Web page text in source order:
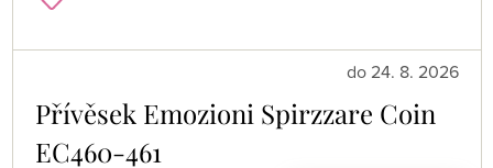
do 24. 8. 2026
Přívěsek Emozioni Spirzzare Coin
EC460-461